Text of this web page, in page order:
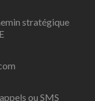
stratégique
ou SMS